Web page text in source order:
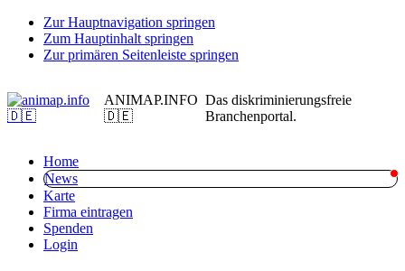
Zur Hauptnavigation springen
Zum Hauptinhalt springen
Zur primären Seitenleiste springen
ANIMAP.INFO
🇩🇪
Das diskriminierungsfreie
Branchenportal.
Home
News
Karte
Firma eintragen
Spenden
Login